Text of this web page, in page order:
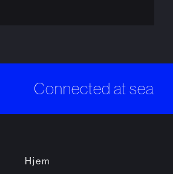
Connected at sea
Hjem